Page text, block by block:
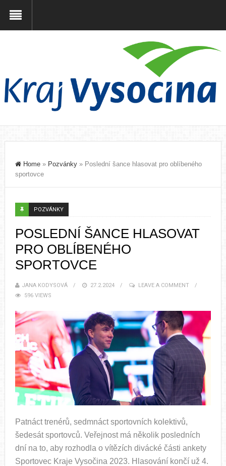
Home» Pozvánky» Poslední šance hlasovat pro oblíbeného
sportovce
POZVÁNKY
POSLEDNÍ ŠANCE HLASOVAT
PRO OBLÍBENÉHO
SPORTOVCE
JANA KODYSOVÁ 27.2.2024
LEAVE A COMMENT
596 VIEWS
Patnáct trenérů, sedmnáct sportovních kolektivů,
šedesát sportovců. Veřejnost má několik posledních
dní na to, aby rozhodla o vítězích divácké části ankety
Sportovec Kraje Vysočina 2023. Hlasování končí už 4.